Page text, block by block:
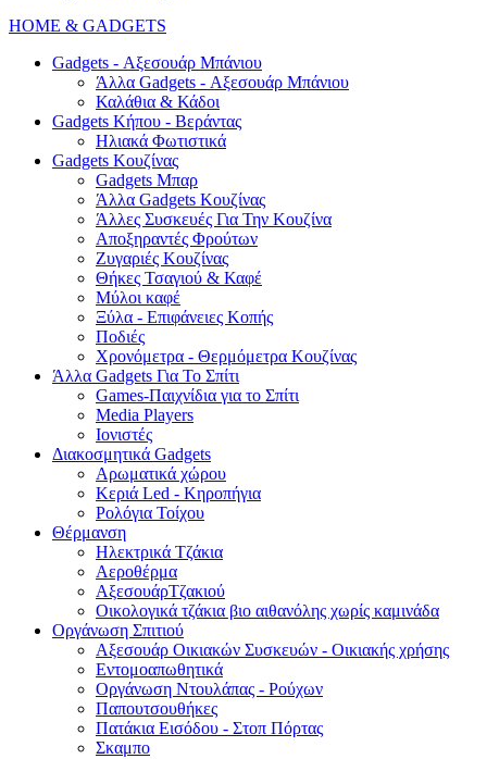
HOME & GADGETS
Gadgets - Αξεσουάρ Μπάνιου
Άλλα Gadgets - Αξεσουάρ Μπάνιου
Καλάθια & Κάδοι
Gadgets Κήπου - Βεράντας
Ηλιακά Φωτιστικά
Gadgets Κουζίνας
Gadgets Μπαρ
Άλλα Gadgets Κουζίνας
Άλλες Συσκευές Για Την Κουζίνα
Αποξηραντές Φρούτων
Ζυγαριές Κουζίνας
Θήκες Τσαγιού & Καφέ
Μύλοι καφέ
Ξύλα - Επιφάνειες Κοπής
Ποδιές
Χρονόμετρα - Θερμόμετρα Κουζίνας
Άλλα Gadgets Για Το Σπίτι
Games-Παιχνίδια για το Σπίτι
Media Players
Ιονιστές
Διακοσμητικά Gadgets
Aρωματικά χώρου
Κεριά Led - Κηροπήγια
Ρολόγια Τοίχου
Θέρμανση
Hλεκτρικά Τζάκια
Αεροθέρμα
ΑξεσουάρΤζακιού
Οικολογικά τζάκια βιο αιθανόλης χωρίς καμινάδα
Οργάνωση Σπιτιού
Αξεσουάρ Οικιακών Συσκευών - Οικιακής χρήσης
Εντομοαπωθητικά
Οργάνωση Ντουλάπας - Ρούχων
Παπουτσουθήκες
Πατάκια Εισόδου - Στοπ Πόρτας
Σκαμπο